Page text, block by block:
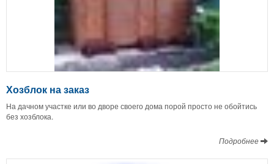
Хозблок на заказ
На дачном участке или во дворе своего дома порой просто не обойтись
без хозблока.
Подробнее